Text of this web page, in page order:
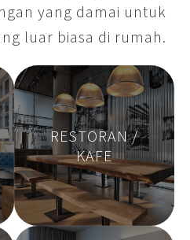
yang damai untuk
luar biasa di rumah.
RESTORAN /
KAFE